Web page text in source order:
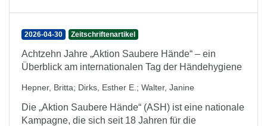
2026-04-30 Zeitschriftenartikel
Achtzehn Jahre „Aktion Saubere Hände“ – ein
Überblick am internationalen Tag der Händehygiene
Hepner, Britta; Dirks, Esther E. ; Walter, Janine
Die „Aktion Saubere Hände“ (ASH) ist eine nationale
Kampagne, die sich seit 18 Jahren für die